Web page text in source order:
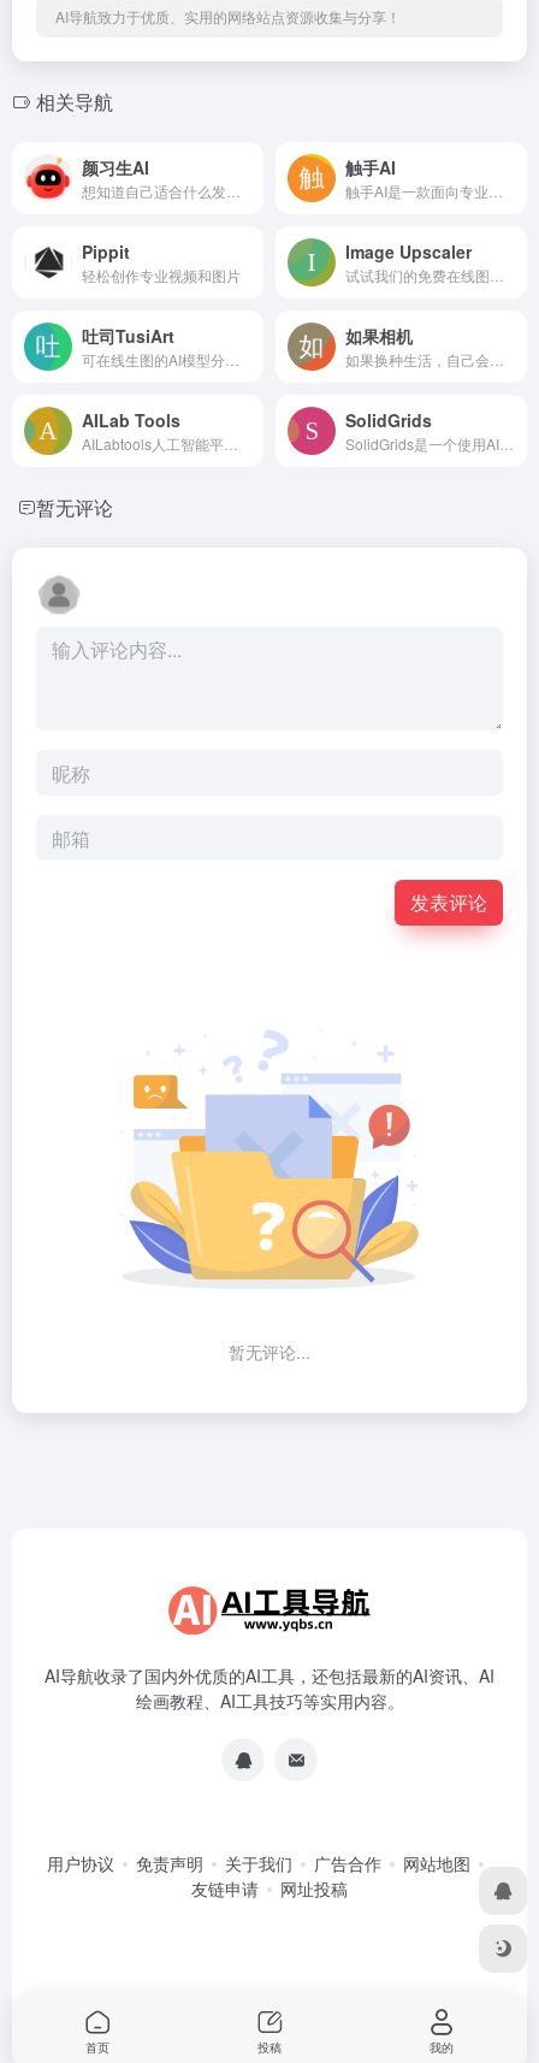
AI导航致力于优质、实用的网络站点资源收集与分享！
相关导航
颜习生AI 触手AI
Pippit
轻松创作专业视频和图片
Image Upscaler
吐司TusiArt 如果相机
AILab Tools SolidGrids
暂无评论
发表评论
暂无评论...
AI导航收录了国内外优质的AI工具，还包括最新的AI资讯、AI
绘画教程、AI工具技巧等实用内容。
用户协议 免责声明 关于我们 广告合作
网站地图
友链申请
网址投稿
首页 投稿 我的